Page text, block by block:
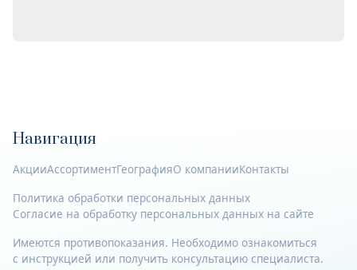
Навигация
АкцииАссортиментГеографияО компанииКонтакты
Политика обработки персональных данных
Согласие на обработку персональных данных на сайте
Имеются противопоказания. Необходимо ознакомиться
с инструкцией или получить консультацию специалиста.